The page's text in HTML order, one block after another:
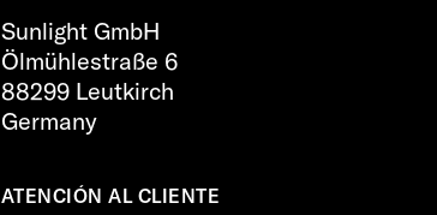
Sunlight GmbH
Ölmühlestraße 6
88299 Leutkirch
Germany
ATENCIÓN AL CLIENTE